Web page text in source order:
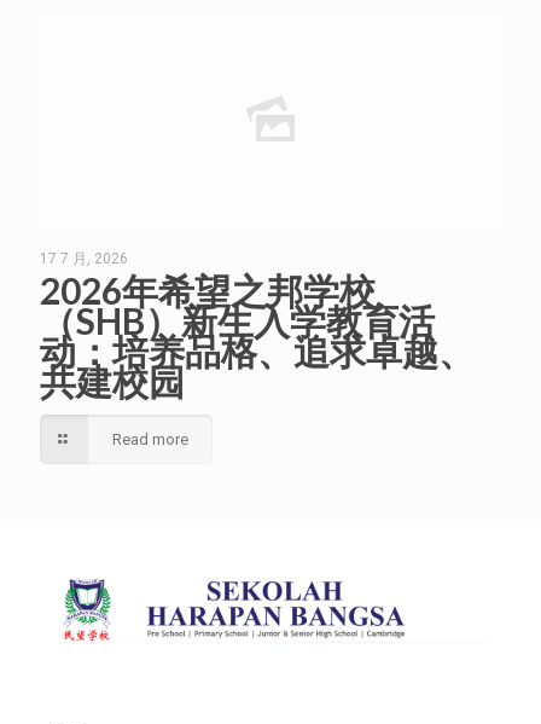
17 7 月, 2026
2026年希望之邦学校
（SHB）新生入学教育活
动：培养品格、追求卓越、
共建校园
Read more